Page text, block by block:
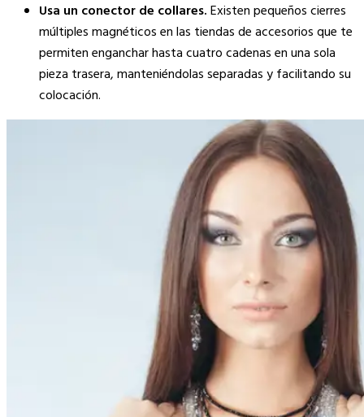
Usa un conector de collares.Existen pequeños cierres
múltiples magnéticos en las tiendas de accesorios que te
permiten enganchar hasta cuatro cadenas en una sola
pieza trasera, manteniéndolas separadas y facilitando su
colocación.